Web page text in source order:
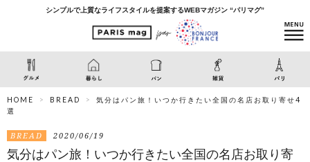
シンプルで上質なライフスタイルを提案するWEBマガジン “パリマグ”
HOME BREAD
気分はパン旅！いつか行きたい全国の名店お取り寄せ4
選
BREAD 2020/06/19
気分はパン旅！いつか行きたい全国の名店お取り寄